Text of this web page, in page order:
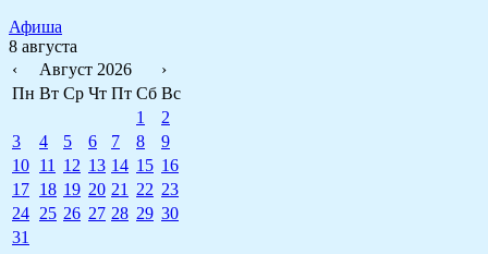
Афиша
8 августа
‹
Август 2026
›
Пн Вт Ср Чт Пт Сб Вс
1
2
3
4 5 6 7 8
9
10 11 12 13 14 15 16
17 18 19 20 21 22 23
24 25 26 27 28 29 30
31